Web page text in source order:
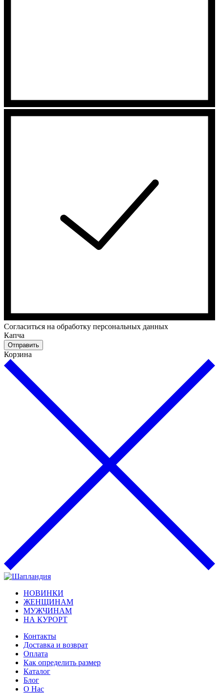
Cогласиться на обработку персональных данных
Капча
Отправить
Корзина
НОВИНКИ
ЖЕНЩИНАМ
МУЖЧИНАМ
НА КУРОРТ
Контакты
Доставка и возврат
Оплата
Как определить размер
Каталог
Блог
О Нас